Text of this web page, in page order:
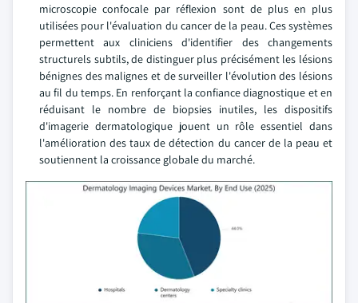
microscopie confocale par réflexion sont de plus en plus
utilisées pour l'évaluation du cancer de la peau. Ces systèmes
permettent aux cliniciens d'identifier des changements
structurels subtils, de distinguer plus précisément les lésions
bénignes des malignes et de surveiller l'évolution des lésions
au fil du temps. En renforçant la confiance diagnostique et en
réduisant le nombre de biopsies inutiles, les dispositifs
d'imagerie dermatologique jouent un rôle essentiel dans
l'amélioration des taux de détection du cancer de la peau et
soutiennent la croissance globale du marché.